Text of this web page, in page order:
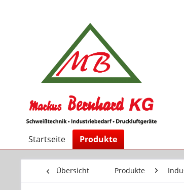
Startseite Produkte
Übersicht Produkte